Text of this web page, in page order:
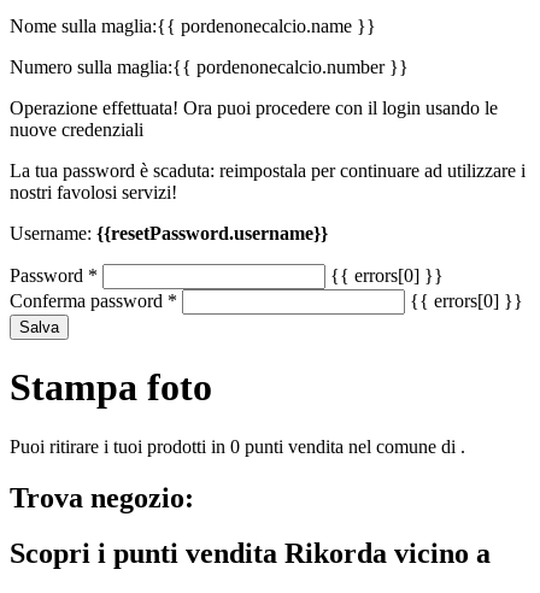
Nome sulla maglia:{{ pordenonecalcio.name }}
Numero sulla maglia:{{ pordenonecalcio.number }}
Operazione effettuata! Ora puoi procedere con il login usando le
nuove credenziali
La tua password è scaduta: reimpostala per continuare ad utilizzare i
nostri favolosi servizi!
Username: {{resetPassword.username}}
Password *
{{ errors[0] }}
Conferma password * {{ errors[0] }}
Salva
Stampa foto
Puoi ritirare i tuoi prodotti in 0 punti vendita nel comune di .
Trova negozio:
Scopri i punti vendita Rikorda vicino a